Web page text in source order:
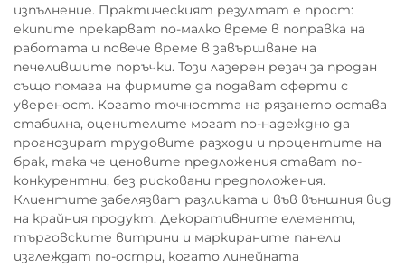
изпълнение. Практическият резултат е прост:
екипите прекарват по-малко време в поправка на
работата и повече време в завършване на
печелившите поръчки. Този лазерен резач за продан
също помага на фирмите да подават оферти с
увереност. Когато точността на рязането остава
стабилна, оценителите могат по-надеждно да
прогнозират трудовите разходи и процентите на
брак, така че ценовите предложения стават по-
конкурентни, без рисковани предположения.
Клиентите забелязват разликата и във външния вид
на крайния продукт. Декоративните елементи,
търговските витрини и маркираните панели
изглеждат по-остри, когато линейната